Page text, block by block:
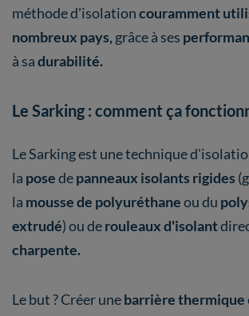
méthode d'isolationcouramment
nombreux pays,grâce à ses
à sadurabilité.
Le Sarking : comment ça
Le Sarking est une technique
la posedepanneaux isolants rigides
la mousse de polyuréthaneou du
extrudé) ou derouleaux d'isolant
charpente.
Le but ?Créer unebarrière thermique